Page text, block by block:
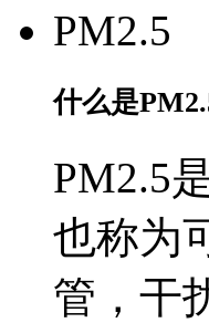
PM2.5
什么是
PM2.5
也称为
管，干